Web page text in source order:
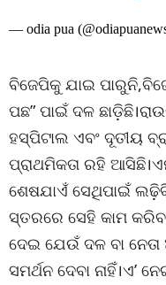
— odia pua
ବିଜେପିକୁ ଯାଇ
ପଛ” ପାଇଁ ଦଳ
ହସ୍ପିଟାଲ ଏବଂ ଦୂତୀୟ
ପ୍ରାଥମିକତା ରହି
ଶେଷଯାଏଁ ସେଥିପାଇଁ
ସ୍ତରରେ ସେହି କାମ
ଦେଇ ଯେଉଁ ଦଳ ବା
ସମର୍ଥନ ଦେବା ନାହିଁ।ଏ’